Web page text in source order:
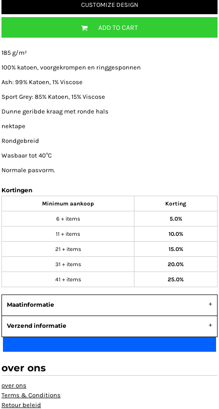
CUSTOMIZE DESIGN
ADD TO CART
185 g/m²
100% katoen, voorgekrompen en ringgesponnen
Ash: 99% Katoen, 1% Viscose
Sport Grey: 85% Katoen, 15% Viscose
Dunne geribde kraag met ronde hals
nektape
Rondgebreid
Wasbaar tot 40°C
Normale pasvorm.
Kortingen
Minimum aankoop Korting
6 + items 5.0%
11 + items 10.0%
21 + items 15.0%
31 + items 20.0%
41 + items 25.0%
Maatinformatie
Verzend informatie
over ons
over ons
Terms & Conditions
Retour beleid